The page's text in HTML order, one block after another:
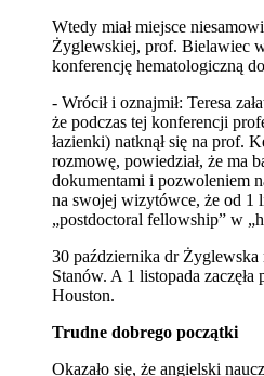
Wtedy miał miejsce
Żyglewskiej, prof. Bielawiec
konferencję hematologiczną
- Wrócił i oznajmił: Teresa
że podczas tej konferencji
łazienki) natknął się na prof.
rozmowę, powiedział, że ma
dokumentami i pozwoleniem
na swojej wizytówce, że od 1
„postdoctoral fellowship” w
30 października dr Żyglewska
Stanów. A 1 listopada
Houston.
Trudne dobrego początki
Okazało się, że angielski